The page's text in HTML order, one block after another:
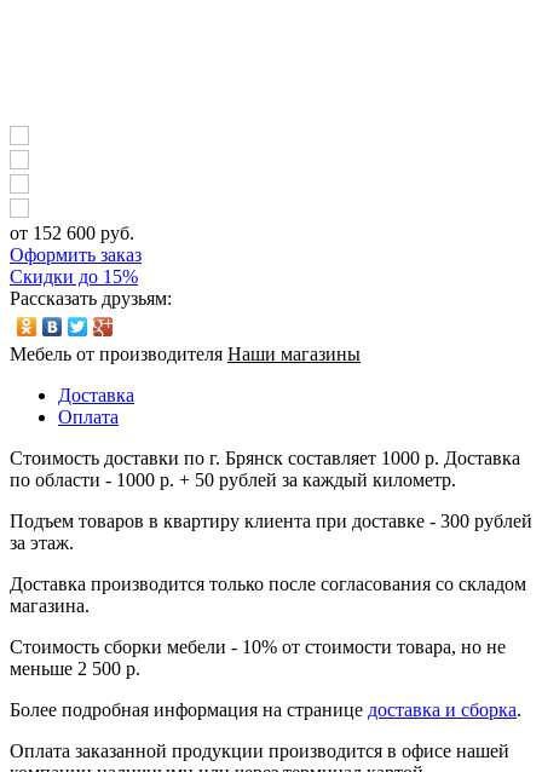
от 152 600 руб.
Оформить заказ
Скидки до 15%
Рассказать друзьям:
Мебель от производителя Наши магазины
Доставка
Оплата
Стоимость доставки по г. Брянск составляет 1000 р. Доставка
по области - 1000 р. + 50 рублей за каждый километр.
Подъем товаров в квартиру клиента при доставке - 300 рублей
за этаж.
Доставка производится только после согласования со складом
магазина.
Стоимость сборки мебели - 10% от стоимости товара, но не
меньше 2 500 р.
Более подробная информация на странице доставка и сборка.
Оплата заказанной продукции производится в офисе нашей